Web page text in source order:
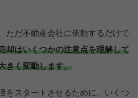
ただ不動産会社に依頼するだけで
却はいくつかの注意点を理解して
きく変動します。
をスタートさせるために、いくつ